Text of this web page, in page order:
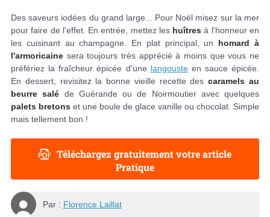
Des saveurs iodées du grand large... Pour Noël misez sur la mer
pour faire de l'effet. En entrée, mettez les huîtres à l'honneur en
les cuisinant au champagne. En plat principal, un homard à
l'armoricaine sera toujours très apprécié à moins que vous ne
préfériez la fraîcheur épicée d'une langousteen sauce épicée.
En dessert, revisitez la bonne vieille recette descaramels au
beurre salé de Guérande ou de Noirmoutier avec quelques
palets bretons et une boule de glace vanille ou chocolat. Simple
mais tellement bon !
Téléchargez gratuitement votre article
Pratique
Par : Florence Laillat